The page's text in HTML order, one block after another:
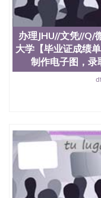
6、客户确认收到
学院的毕业证成绩
结构（包括：水印
银，LOGO烫金烫
镭射，紫外荧光
对照。质量得到
海外学校留学中
各大院校的（毕
业证，录取通知
原版实物，以求
们在保证合理定
质和效率不断优
咨询顾问：Sam q/
信:551190476办
知书，雅思，留学
办理JHU//文凭//
大学【毕业证成绩
制作电子图，录